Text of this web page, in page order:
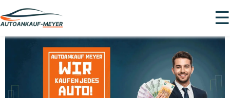
☰